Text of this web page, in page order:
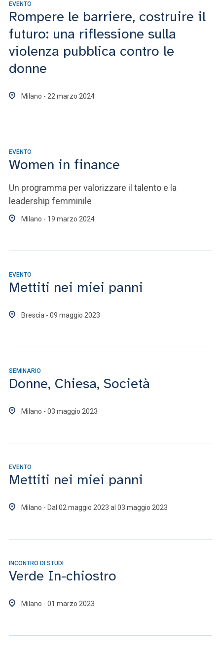
EVENTO
Rompere le barriere, costruire il
futuro: una riflessione sulla
violenza pubblica contro le
donne
Milano - 22 marzo 2024
EVENTO
Women in finance
Un programma per valorizzare il talento e la
leadership femminile
Milano - 19 marzo 2024
EVENTO
Mettiti nei miei panni
Brescia - 09 maggio 2023
SEMINARIO
Donne, Chiesa, Società
Milano - 03 maggio 2023
EVENTO
Mettiti nei miei panni
Milano - Dal 02 maggio 2023 al 03 maggio 2023
INCONTRO DI STUDI
Verde In-chiostro
Milano - 01 marzo 2023